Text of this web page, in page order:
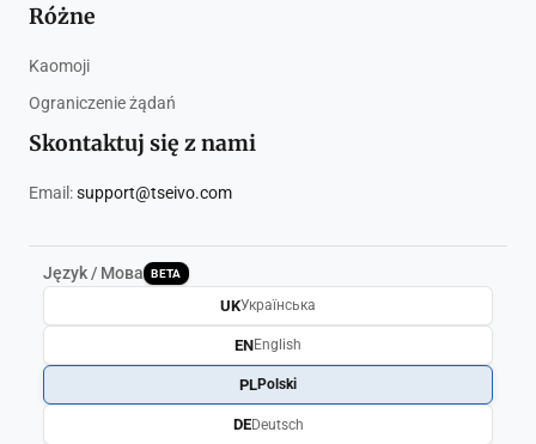
Różne
Kaomoji
Ograniczenie żądań
Skontaktuj się z nami
Email:support@tseivo.com
Język / Мова BETA
UKУкраїнська
ENEnglish
PLPolski
DEDeutsch